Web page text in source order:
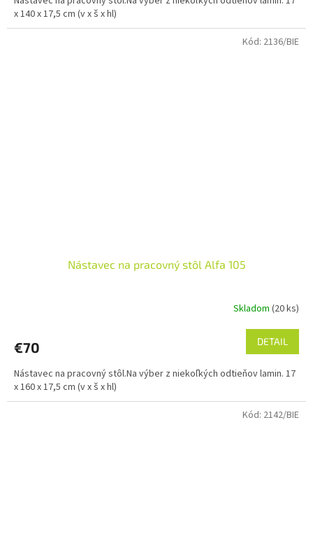
x 140 x 17,5 cm (v x š x hl)
Nástavec na pracovný stôl Alfa 105
Skladom (20 ks)
€70 DETAIL
Nástavec na pracovný stôl.Na výber z niekoľkých odtieňov lamin. 17
x 160 x 17,5 cm (v x š x hl)
Kód: 2136/BIE
Kód: 2142/BIE